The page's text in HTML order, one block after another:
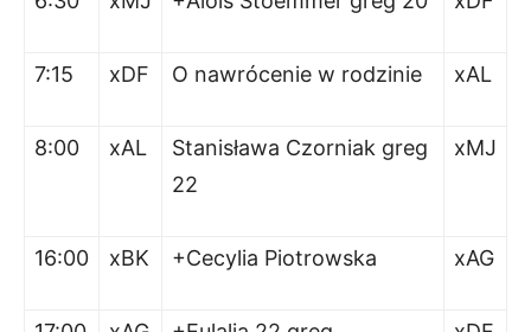
7:15 xDF O nawrócenie w rodzinie xAL
8:00 xAL
Stanisława Czorniak greg
22
xMJ
16:00 xBK +Cecylia Piotrowska xAG